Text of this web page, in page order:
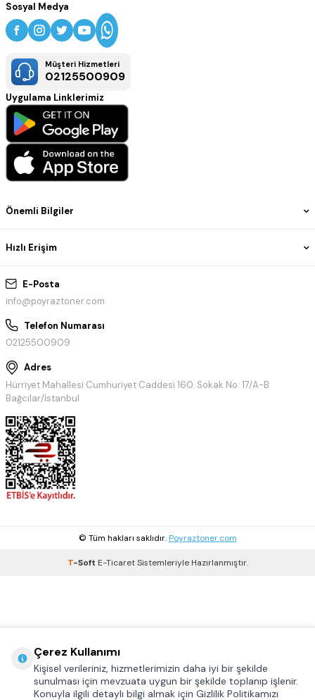
E-Posta
info@poyraztoner.com
Telefon Numarası
02125500909
Adres
Hürriyet Mahallesi Cumhuriyet Caddesi 160. Sokak No: 17/A-B
Bağcılar/İstanbul
Önemli Bilgiler
Hızlı Erişim
Sosyal Medya
Müşteri Hizmetleri
02125500909
Uygulama Linklerimiz
© Tüm hakları saklıdır. Poyraztoner.com
T-Soft E-TicaretSistemleriyle Hazırlanmıştır.
Çerez Kullanımı
Kişisel verileriniz, hizmetlerimizin daha iyi bir şekilde
sunulması için mevzuata uygun bir şekilde toplanıp işlenir.
Konuyla ilgili detaylı bilgi almak için Gizlilik Politikamızı